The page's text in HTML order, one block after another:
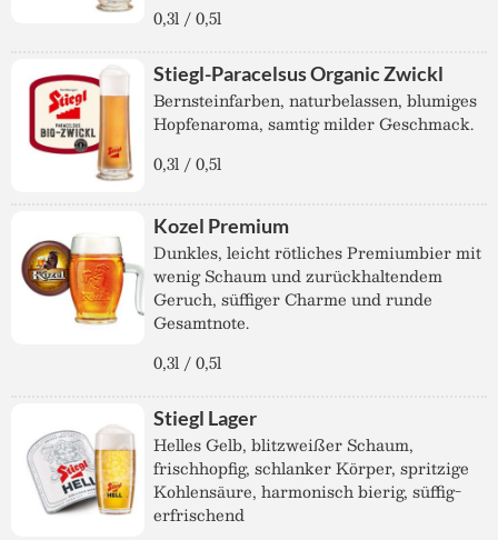
0,3l / 0,5l
Stiegl-Paracelsus Organic Zwickl
Bernsteinfarben, naturbelassen, blumiges
Hopfenaroma, samtig milder Geschmack.
0,3l / 0,5l
Kozel Premium
Dunkles, leicht rötliches Premiumbier mit
wenig Schaum und zurückhaltendem
Geruch, süffiger Charme und runde
Gesamtnote.
0,3l / 0,5l
Stiegl Lager
Helles Gelb, blitzweißer Schaum,
frischhopfig, schlanker Körper, spritzige
Kohlensäure, harmonisch bierig, süffig-
erfrischend